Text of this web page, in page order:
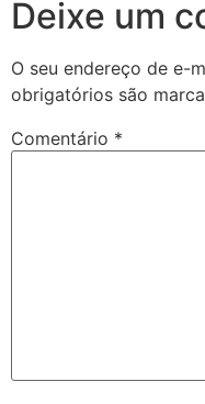
Deixe um
O seu endereço de e-
obrigatórios são
Comentário *